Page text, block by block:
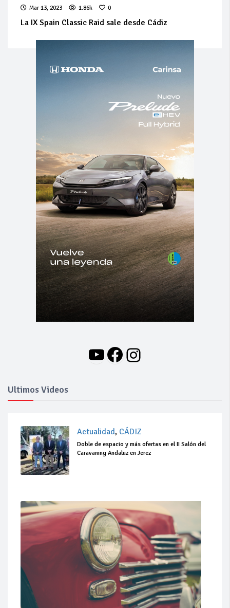
Mar 13, 2023 1.86k 0
La IX Spain Classic Raid sale desde Cádiz
YouTube
Facebook
Instagram
Ultimos Videos
Actualidad, CÁDIZ
Doble de espacio y más ofertas en el II Salón del
Caravaning Andaluz en Jerez